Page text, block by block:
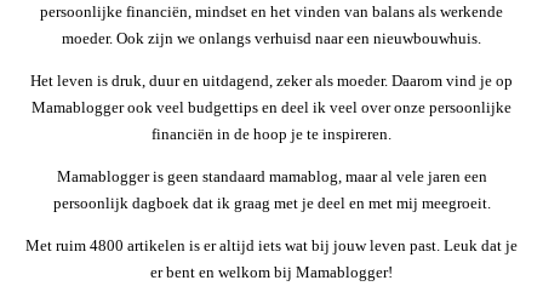
persoonlijke financiën, mindset en het vinden van balans als werkende
moeder. Ook zijn we onlangs verhuisd naar een nieuwbouwhuis.
Het leven is druk, duur en uitdagend, zeker als moeder. Daarom vind je op
Mamablogger ook veel budgettips en deel ik veel over onze persoonlijke
financiën in de hoop je te inspireren.
Mamablogger is geen standaard mamablog, maar al vele jaren een
persoonlijk dagboek dat ik graag met je deel en met mij meegroeit.
Met ruim 4800 artikelen is er altijd iets wat bij jouw leven past. Leuk dat je
er bent en welkom bij Mamablogger!